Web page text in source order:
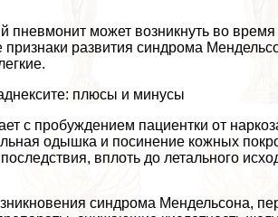
пневмонит может возникнуть во
развития синдрома
плюсы и минусы
с пробуждением пациентки от
одышка и посинение кожных
вплоть до летального
синдрома Мендельсона,